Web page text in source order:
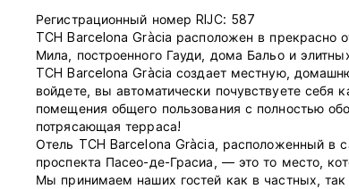
Регистрационный номер RIJC: 587
TCH Barcelona Gràcia расположен в прекрасно
Мила, построенного Гауди, дома Бальо и
TCH Barcelona Gràcia создает местную,
войдете, вы автоматически почувствуете
помещения общего пользования с полностью
потрясающая терраса!
Отель TCH Barcelona Gràcia, расположенный
проспекта Пасео-де-Грасиа, — это то место,
Мы принимаем наших гостей как в частных,